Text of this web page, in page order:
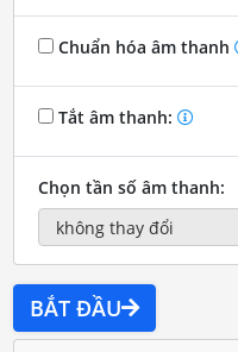
Chuẩn hóa âm thanh
Tắt âm thanh:
Chọn tần số âm thanh:
BẮT ĐẦU